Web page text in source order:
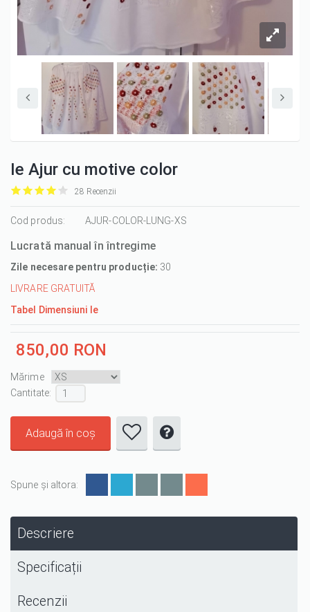
Ie Ajur cu motive color
it
1/5
it
2/5
it
3/5
it
4/5
it
5/5
28 Recenzii
Cod produs: AJUR-COLOR-LUNG-XS
Lucrată manual în întregime
Zile necesare pentru producție: 30
LIVRARE GRATUITĂ
Tabel Dimensiuni Ie
850,00 RON
Mărime
Cantitate :
Spune și altora:
Descriere
Specificații
Recenzii